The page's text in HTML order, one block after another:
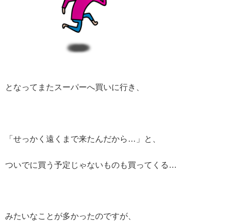
となってまたスーパーへ買いに行き、
「せっかく遠くまで来たんだから…」と、
ついでに買う予定じゃないものも買ってくる…
みたいなことが多かったのですが、